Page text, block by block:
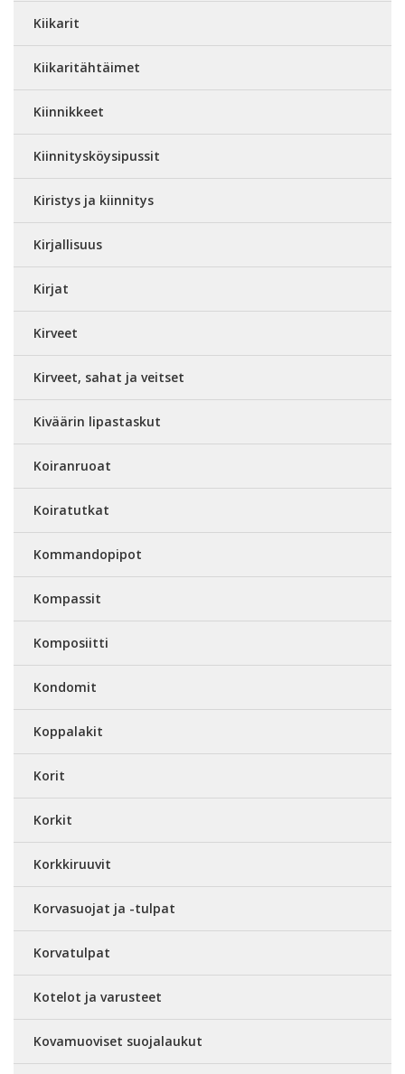
Kiikarit
Kiikaritähtäimet
Kiinnikkeet
Kiinnitysköysipussit
Kiristys ja kiinnitys
Kirjallisuus
Kirjat
Kirveet
Kirveet, sahat ja veitset
Kiväärin lipastaskut
Koiranruoat
Koiratutkat
Kommandopipot
Kompassit
Komposiitti
Kondomit
Koppalakit
Korit
Korkit
Korkkiruuvit
Korvasuojat ja -tulpat
Korvatulpat
Kotelot ja varusteet
Kovamuoviset suojalaukut